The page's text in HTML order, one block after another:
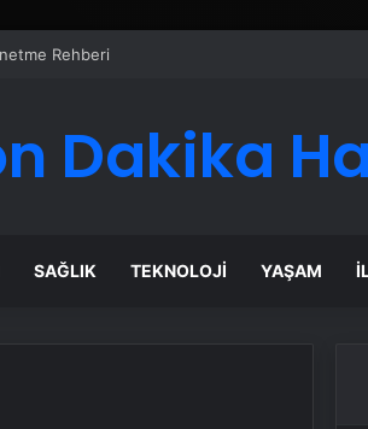
Rehberi
Dakika
SAĞLIK TEKNOLOJI YAŞAM